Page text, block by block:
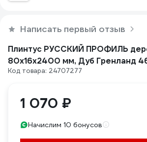
Написать первый отзыв
Плинтус РУССКИЙ ПРОФИЛЬ
80х16х2400 мм, Дуб Гренланд
Код товара: 24707277
1 070 ₽
Начислим 10 бонусов